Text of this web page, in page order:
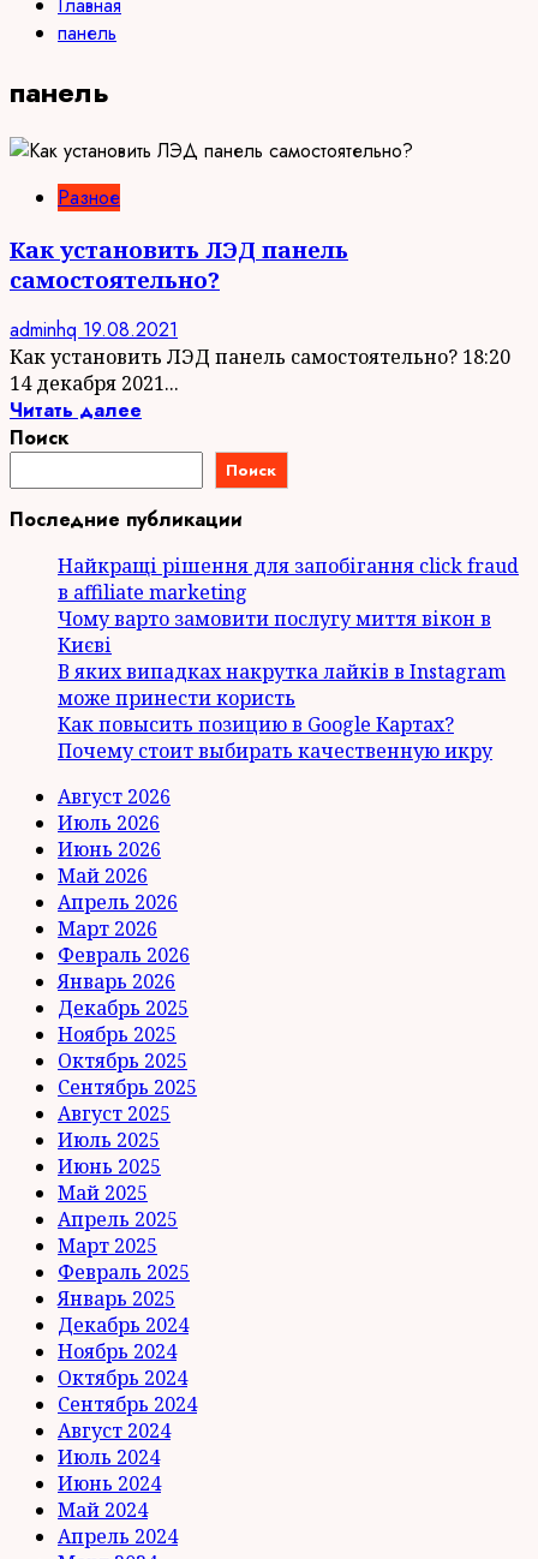
панель
панель
Разное
Как установить ЛЭД панель
самостоятельно?
adminhq 19.08.2021
Как установить ЛЭД панель самостоятельно? 18:20
14 декабря 2021...
Читать далее
Поиск
Поиск
Последние публикации
Найкращі рішення для запобігання click fraud
в affiliate marketing
Чому варто замовити послугу миття вікон в
Києві
В яких випадках накрутка лайків в Instagram
може принести користь
Как повысить позицию в Google Картах?
Почему стоит выбирать качественную икру
Август 2026
Июль 2026
Июнь 2026
Май 2026
Апрель 2026
Март 2026
Февраль 2026
Январь 2026
Декабрь 2025
Ноябрь 2025
Октябрь 2025
Сентябрь 2025
Август 2025
Июль 2025
Июнь 2025
Май 2025
Апрель 2025
Март 2025
Февраль 2025
Январь 2025
Декабрь 2024
Ноябрь 2024
Октябрь 2024
Сентябрь 2024
Август 2024
Июль 2024
Июнь 2024
Май 2024
Апрель 2024